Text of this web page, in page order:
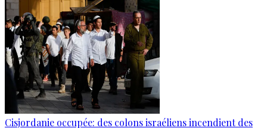
Cisjordanie occupée: des colons israéliens incendient des